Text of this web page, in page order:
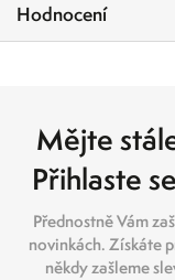
Hodnocení
Mějte
Přihlaste
Přednostně Vám
novinkách. Získáte
někdy zašleme